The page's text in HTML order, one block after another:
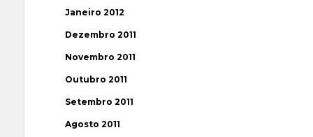
Janeiro 2012
Dezembro 2011
Novembro 2011
Outubro 2011
Setembro 2011
Agosto 2011